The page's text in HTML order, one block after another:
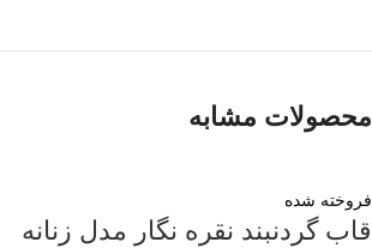
محصولات مشابه
فروخته شده
قاب گردنبند نقره نگار مدل زنانه